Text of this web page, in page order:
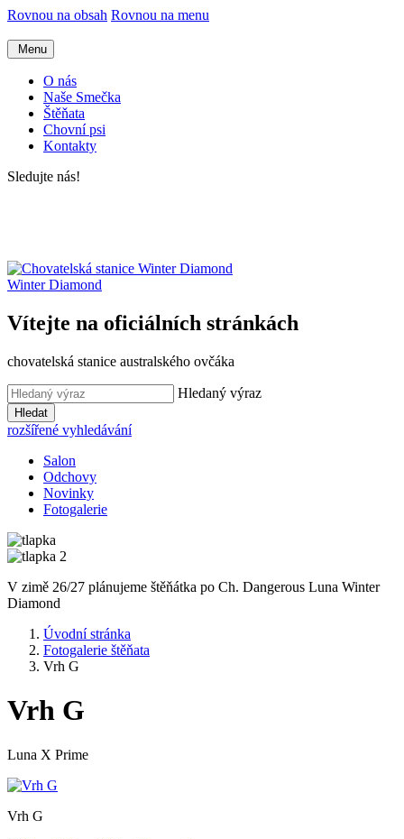
Rovnou na obsah Rovnou na menu
Menu
O nás
Naše Smečka
Štěňata
Chovní psi
Kontakty
Sledujte nás!
Winter Diamond
Vítejte na oficiálních stránkách
chovatelská stanice australského ovčáka
Hledaný výraz
Hledat
rozšířené vyhledávání
Salon
Odchovy
Novinky
Fotogalerie
V zimě 26/27 plánujeme štěňátka po Ch. Dangerous Luna Winter
Diamond
Úvodní stránka
Fotogalerie štěňata
Vrh G
Vrh G
Luna X Prime
Vrh G